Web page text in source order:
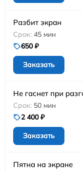
Разбит экран
45 мин
650 ₽
Заказать
Не гаснет при
50 мин
2 400 ₽
Заказать
Пятна на экране